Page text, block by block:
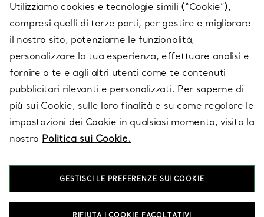
SU TIFFANY & CO.
LEGALE
SEGUICI
Utilizziamo cookies e tecnologie simili (“Cookie”),
compresi quelli di terze parti, per gestire e migliorare
il nostro sito, potenziarne le funzionalità,
personalizzare la tua esperienza, effettuare analisi e
fornire a te e agli altri utenti come te contenuti
pubblicitari rilevanti e personalizzati. Per saperne di
più sui Cookie, sulle loro finalità e su come regolare le
impostazioni dei Cookie in qualsiasi momento, visita la
nostra Politica sui Cookie.
GESTISCI LE PREFERENZE SUI COOKIE
RIFIUTA I COOKIE FACOLTATIVI